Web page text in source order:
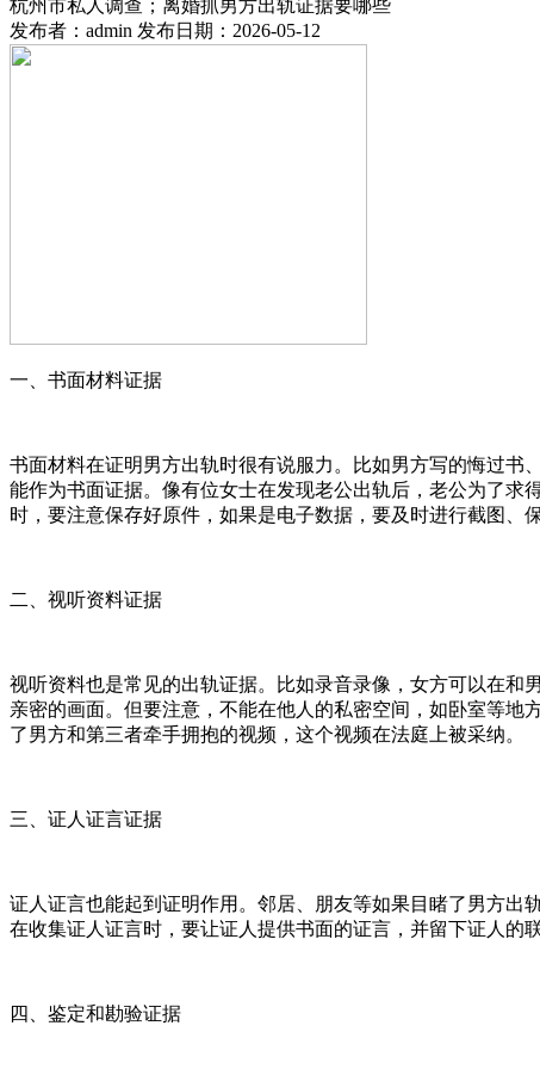
杭州市私人调查；离婚抓男方出轨证据要哪些
发布者：admin 发布日期：2026-05-12
一、书面材料证据
书面材料在证明男方出轨时很有说服力。比如男方写的悔过
能作为书面证据。像有位女士在发现老公出轨后，老公为了
时，要注意保存好原件，如果是电子数据，要及时进行截图、
二、视听资料证据
视听资料也是常见的出轨证据。比如录音录像，女方可以在
亲密的画面。但要注意，不能在他人的私密空间，如卧室等地
了男方和第三者牵手拥抱的视频，这个视频在法庭上被采纳。
三、证人证言证据
证人证言也能起到证明作用。邻居、朋友等如果目睹了男方出
在收集证人证言时，要让证人提供书面的证言，并留下证人的
四、鉴定和勘验证据